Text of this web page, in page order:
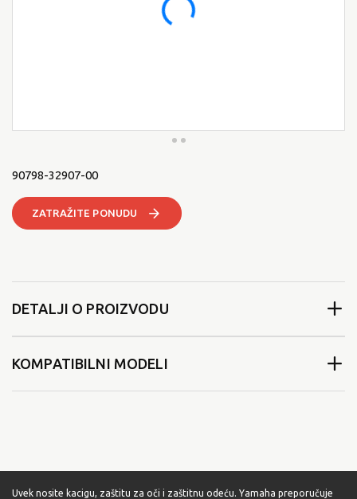
90798-32907-00
ZATRAŽITE PONUDU
DETALJI O PROIZVODU
KOMPATIBILNI MODELI
Uvek nosite kacigu, zaštitu za oči i zaštitnu odeću. Yamaha preporučuje